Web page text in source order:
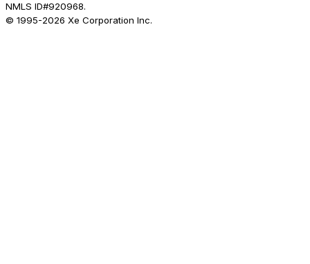
NMLS ID#920968.
© 1995-2026 Xe Corporation Inc.